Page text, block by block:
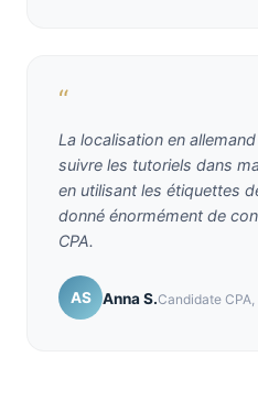
“
La localisation en
suivre les tutoriels dans
en utilisant les étiquettes
donné énormément de
CPA.
AS Anna S.Candidate